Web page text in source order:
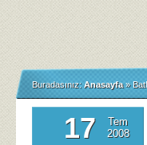
Buradasınız: Anasayfa »
17
Tem
2008